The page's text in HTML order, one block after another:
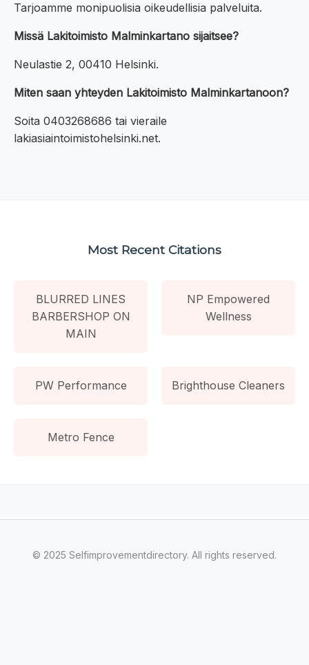
Tarjoamme monipuolisia oikeudellisia palveluita.
Missä Lakitoimisto Malminkartano sijaitsee?
Neulastie 2, 00410 Helsinki.
Miten saan yhteyden Lakitoimisto Malminkartanoon?
Soita 0403268686 tai vieraile
lakiasiaintoimistohelsinki.net.
Most Recent Citations
BLURRED LINES
BARBERSHOP ON
MAIN
NP Empowered
Wellness
PW Performance Brighthouse Cleaners
Metro Fence
© 2025 Selfimprovementdirectory. All rights reserved.